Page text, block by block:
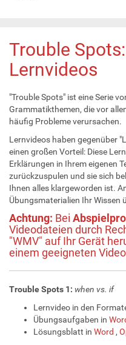
Trouble
Lernvideos
"Trouble Spots" ist eine Serie
Grammatikthemen, die vor
häufig Probleme verursachen.
Lernvideos haben gegenüber
einen großen Vorteil: Diese
Erklärungen in Ihrem eigenen
zurückzuspulen und sie sich
Ihnen alles klargeworden ist.
Übungsmaterialien Ihr Wissen
Achtung: Bei
Videodateien durch
"WMV" auf Ihr Gerät
einem geeigneten
Trouble Spots 1: when vs. if
Lernvideo in den
Übungsaufgaben in
Lösungsblatt in Word ,